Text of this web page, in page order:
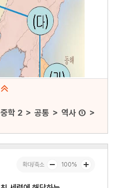
학 2 ＞ 공통 ＞ 역사 ① ＞